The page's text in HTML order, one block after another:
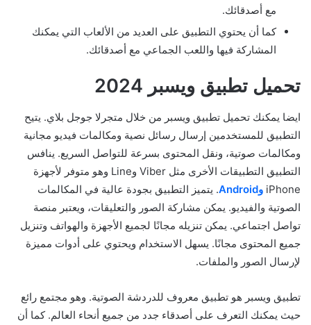
مع أصدقائك.
كما أن يحتوي التطبيق على العديد من الألعاب التي يمكنك
المشاركة فيها واللعب الجماعي مع أصدقائك.
تحميل تطبيق ويسبر 2024
ايضا يمكنك تحميل تطبيق ويسبر من خلال متجرلا جوجل بلاي. يتيح
التطبيق للمستخدمين إرسال رسائل نصية ومكالمات فيديو مجانية
ومكالمات صوتية، ونقل المحتوى بسرعة للتواصل السريع. ينافس
التطبيق التطبيقات الأخرى مثل Viber وLine وهو متوفر لأجهزة
iPhone وAndroid
. يتميز التطبيق بجودة عالية في المكالمات
الصوتية والفيديو. يمكن مشاركة الصور والتعليقات، ويعتبر منصة
تواصل اجتماعي. يمكن تنزيله مجانًا لجميع الأجهزة والهواتف وتنزيل
جميع المحتوى مجانًا. يسهل الاستخدام ويحتوي على أدوات مميزة
لإرسال الصور والملفات.
تطبيق ويسبر هو تطبيق معروف للدردشة الصوتية. وهو مجتمع رائع
حيث يمكنك التعرف على أصدقاء جدد من جميع أنحاء العالم. كما أن